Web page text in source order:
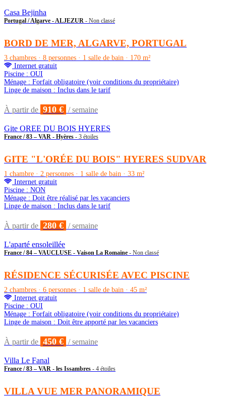
Casa Bejinha
Portugal / Algarve - ALJEZUR - Non classé
BORD DE MER, ALGARVE, PORTUGAL
3 chambres · 8 personnes · 1 salle de bain · 170 m²
Internet gratuit
Piscine : OUI
Ménage : Forfait obligatoire (voir conditions du propriétaire)
Linge de maison : Inclus dans le tarif
À partir de 910 € / semaine
Gite OREE DU BOIS HYERES
France / 83 – VAR - Hyères - 3 étoiles
GITE "L'ORÉE DU BOIS" HYERES SUDVAR
1 chambre · 2 personnes · 1 salle de bain · 33 m²
Internet gratuit
Piscine : NON
Ménage : Doit être réalisé par les vacanciers
Linge de maison : Inclus dans le tarif
À partir de 280 € / semaine
L'aparté ensoleillée
France / 84 – VAUCLUSE - Vaison La Romaine - Non classé
RÉSIDENCE SÉCURISÉE AVEC PISCINE
2 chambres · 6 personnes · 1 salle de bain · 45 m²
Internet gratuit
Piscine : OUI
Ménage : Forfait obligatoire (voir conditions du propriétaire)
Linge de maison : Doit être apporté par les vacanciers
À partir de 450 € / semaine
Villa Le Fanal
France / 83 – VAR - les Issambres - 4 étoiles
VILLA VUE MER PANORAMIQUE